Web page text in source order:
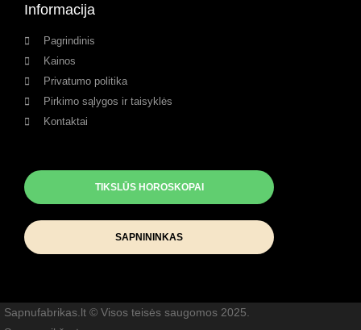
Informacija
Pagrindinis
Kainos
Privatumo politika
Pirkimo sąlygos ir taisyklės
Kontaktai
TIKSLŪS HOROSKOPAI
SAPNININKAS
Sapnufabrikas.lt © Visos teisės saugomos 2025.